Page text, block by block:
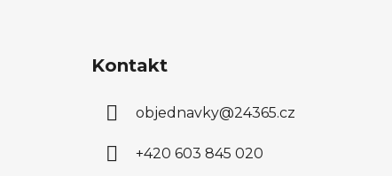
Kontakt
objednavky@24365.cz
+420 603 845 020